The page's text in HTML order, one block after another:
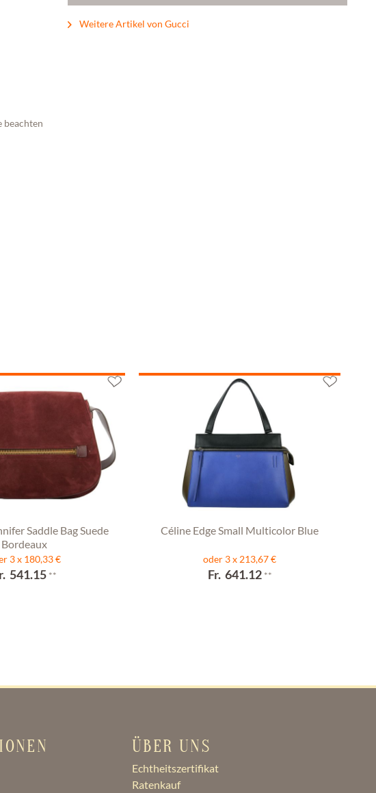
Weitere Artikel von Gucci
beachten
Saddle Bag Suede
Bordeaux
3 x 180,33 €
541.15**
Céline Edge Small Multicolor Blue
oder 3 x 213,67 €
Fr. 641.12**
ÜBER UNS
Echtheitszertifikat
Ratenkauf